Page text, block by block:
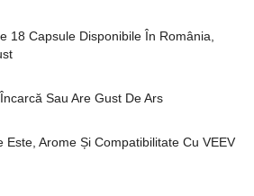
18 Capsule Disponibile În România,
Sau Are Gust De Ars
Este, Arome Și Compatibilitate Cu VEEV